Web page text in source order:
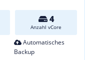
4
Anzahl vCore
Automatisches
Backup